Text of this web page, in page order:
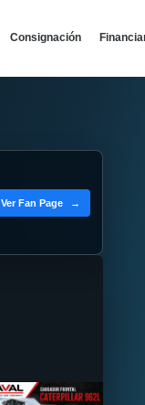
Consignación
Ver Fan Page →